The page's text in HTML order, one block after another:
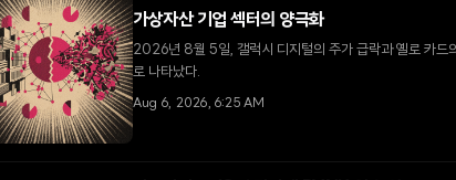
가상자산 기업 섹터의 양극화
2026년 8월 5일, 갤럭시 디지털의 주가 급락과 옐로 카드
로 나타났다.
Aug 6, 2026, 6:25 AM